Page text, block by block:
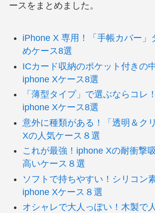
ースをまとめました。
iPhone X 専用！「手帳カバー」
めケース8選
ICカード収納のポケット付きの
iphone Xケース8選
「薄型タイプ」で選ぶならコレ
iphone Xケース8選
意外に種類がある！「透明＆ク
Xの人気ケース８選
これが最強！iphone Xの耐衝撃
高いケース８選
ソフトで持ちやすい！シリコン
iphone Xケース８選
オシャレで大人っぽい！木製で